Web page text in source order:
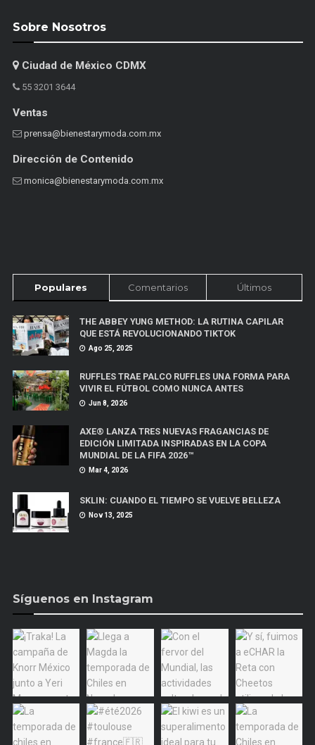
Sobre Nosotros
Ciudad de México CDMX
55 3201 3644
Ventas
prensa@bienestarymoda.com.mx
Dirección de Contenido
monica@bienestarymoda.com.mx
Populares Comentarios Últimos
THE ABBEY YUNG METHOD: LA RUTINA CAPILAR
QUE ESTÁ REVOLUCIONANDO TIKTOK
Ago 25, 2025
RUFFLES TRAE PALCO RUFFLES UNA FORMA PARA
VIVIR EL FÚTBOL COMO NUNCA ANTES
Jun 8, 2026
AXE® LANZA TRES NUEVAS FRAGANCIAS DE
EDICIÓN LIMITADA INSPIRADAS EN LA COPA
MUNDIAL DE LA FIFA 2026™
Mar 4, 2026
SKLIN: CUANDO EL TIEMPO SE VUELVE BELLEZA
Nov 13, 2025
Síguenos en Instagram